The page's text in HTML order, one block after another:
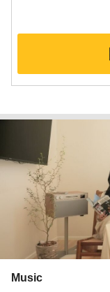
Music